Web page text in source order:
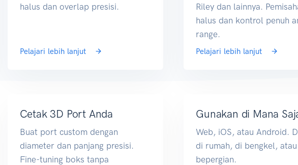
halus dan overlap presisi.
Pelajari lebih lanjut
Riley dan lainnya.
halus dan kontrol penuh
range.
Pelajari lebih lanjut
Cetak 3D Port Anda
Buat port custom dengan
diameter dan panjang presisi.
Fine-tuning boks tanpa
Gunakan di Mana
Web, iOS, atau Android.
di rumah, di bengkel,
bepergian.